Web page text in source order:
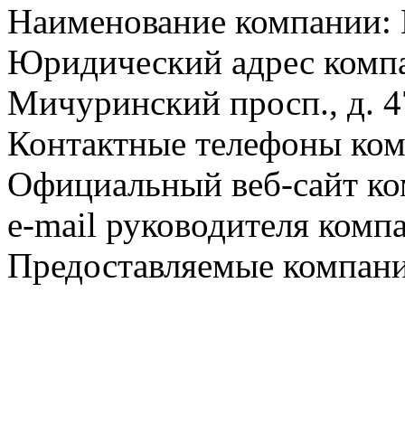
Наименование
Юридический адрес
Мичуринский просп., д.
Контактные телефоны
Официальный веб-сайт
e-mail руководителя
Предоставляемые